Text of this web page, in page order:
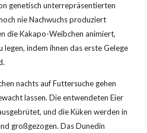
genetisch unterrepräsentierten
nie Nachwuchs produziert
die Kakapo-Weibchen animiert,
indem ihnen das erste Gelege
nachts auf Futtersuche gehen
lassen. Die entwendeten Eier
und die Küken werden in
großgezogen. Das Dunedin